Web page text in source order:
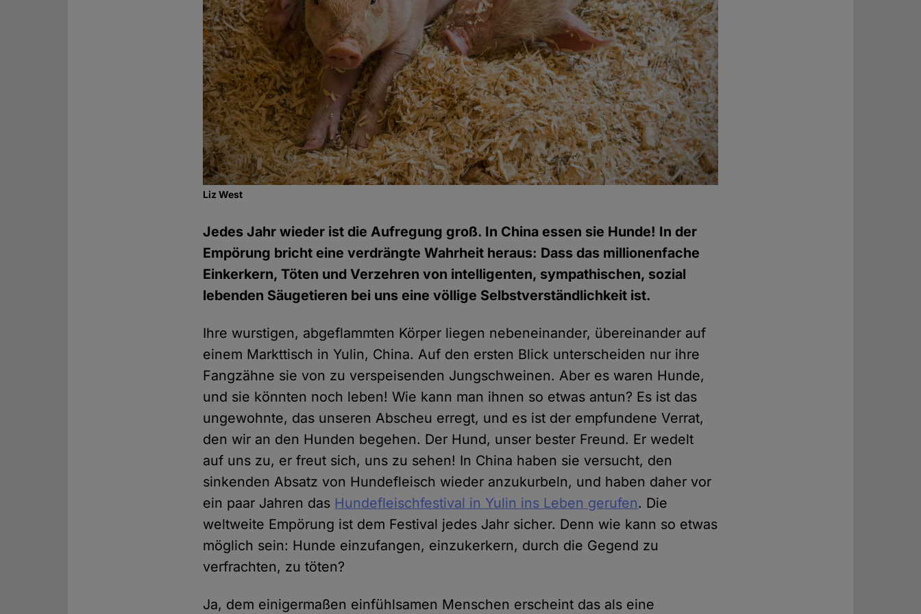
Liz West
Jedes Jahr wieder ist die Aufregung groß. In China essen sie Hunde! In der
Empörung bricht eine verdrängte Wahrheit heraus: Dass das millionenfache
Einkerkern, Töten und Verzehren von intelligenten, sympathischen, sozial
lebenden Säugetieren bei uns eine völlige Selbstverständlichkeit ist.
Ihre wurstigen, abgeflammten Körper liegen nebeneinander, übereinander auf
einem Markttisch in Yulin, China. Auf den ersten Blick unterscheiden nur ihre
Fangzähne sie von zu verspeisenden Jungschweinen. Aber es waren Hunde,
und sie könnten noch leben! Wie kann man ihnen so etwas antun? Es ist das
ungewohnte, das unseren Abscheu erregt, und es ist der empfundene Verrat,
den wir an den Hunden begehen. Der Hund, unser bester Freund. Er wedelt
auf uns zu, er freut sich, uns zu sehen! In China haben sie versucht, den
sinkenden Absatz von Hundefleisch wieder anzukurbeln, und haben daher vor
ein paar Jahren das Hundefleischfestival in Yulin ins Leben gerufen. Die
weltweite Empörung ist dem Festival jedes Jahr sicher. Denn wie kann so etwas
möglich sein: Hunde einzufangen, einzukerkern, durch die Gegend zu
verfrachten, zu töten?
Ja, dem einigermaßen einfühlsamen Menschen erscheint das als eine